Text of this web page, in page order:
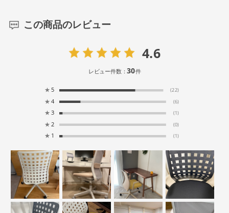
この商品のレビュー
4.6
レビュー件数：30件
★ 5 (22)
★ 4 (6)
★ 3 (1)
★ 2 (0)
★ 1 (1)